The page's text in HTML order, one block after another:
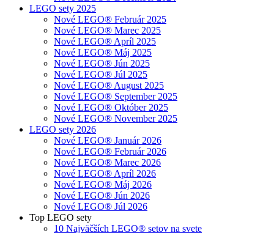
LEGO sety 2025
Nové LEGO® Február 2025
Nové LEGO® Marec 2025
Nové LEGO® Apríl 2025
Nové LEGO® Máj 2025
Nové LEGO® Jún 2025
Nové LEGO® Júl 2025
Nové LEGO® August 2025
Nové LEGO® September 2025
Nové LEGO® Október 2025
Nové LEGO® November 2025
LEGO sety 2026
Nové LEGO® Január 2026
Nové LEGO® Február 2026
Nové LEGO® Marec 2026
Nové LEGO® Apríl 2026
Nové LEGO® Máj 2026
Nové LEGO® Jún 2026
Nové LEGO® Júl 2026
Top LEGO sety
10 Najväčších LEGO® setov na svete